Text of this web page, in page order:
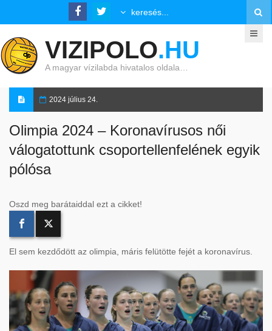
VIZIPOLO.HU
A magyar vízilabda hivatalos oldala…
2024 július 24.
Olimpia 2024 – Koronavírusos női
válogatottunk csoportellenfelének egyik
pólósa
Oszd meg barátaiddal ezt a cikket!
El sem kezdődött az olimpia, máris felütötte fejét a koronavírus.